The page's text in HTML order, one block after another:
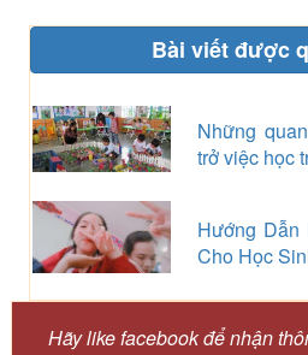
Bài viết được
Những
trở việc học
Hướng Dẫn
Cho Học
Hãy like facebook để nhận